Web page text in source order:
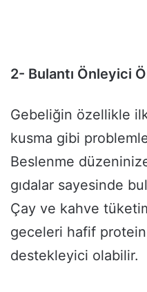
2- Bulantı Önleyici
Gebeliğin özellikle
kusma gibi
Beslenme
gıdalar sayesinde
Çay ve kahve
geceleri hafif
destekleyici olabilir.